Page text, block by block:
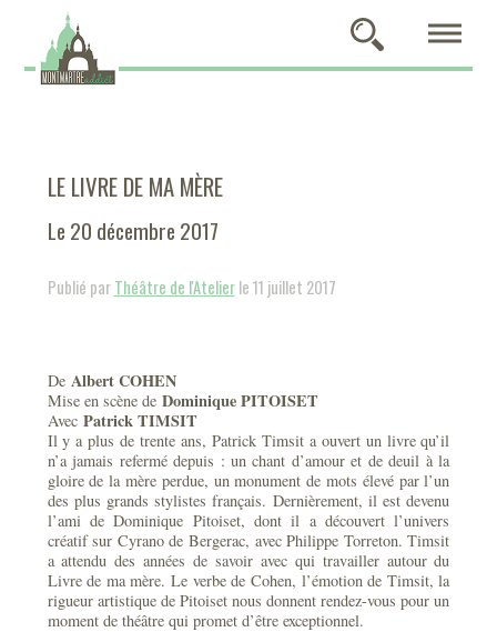
LE LIVRE DE MA MÈRE
Le 20 décembre 2017
Publié parThéâtre de l'Atelierle 11 juillet 2017
De Albert COHEN
Mise en scène de Dominique PITOISET
Avec Patrick TIMSIT
Il y a plus de trente ans, Patrick Timsit a ouvert un livre qu’il
n’a jamais refermé depuis : un chant d’amour et de deuil à la
gloire de la mère perdue, un monument de mots élevé par l’un
des plus grands stylistes français. Dernièrement, il est devenu
l’ami de Dominique Pitoiset, dont il a découvert l’univers
créatif sur Cyrano de Bergerac, avec Philippe Torreton. Timsit
a attendu des années de savoir avec qui travailler autour du
Livre de ma mère. Le verbe de Cohen, l’émotion de Timsit, la
rigueur artistique de Pitoiset nous donnent rendez-vous pour un
moment de théâtre qui promet d’être exceptionnel.